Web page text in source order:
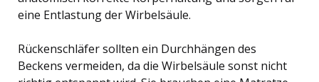
eine Entlastung der Wirbelsäule.
Rückenschläfer sollten ein Durchhängen des
Beckens vermeiden, da die Wirbelsäule sonst nicht